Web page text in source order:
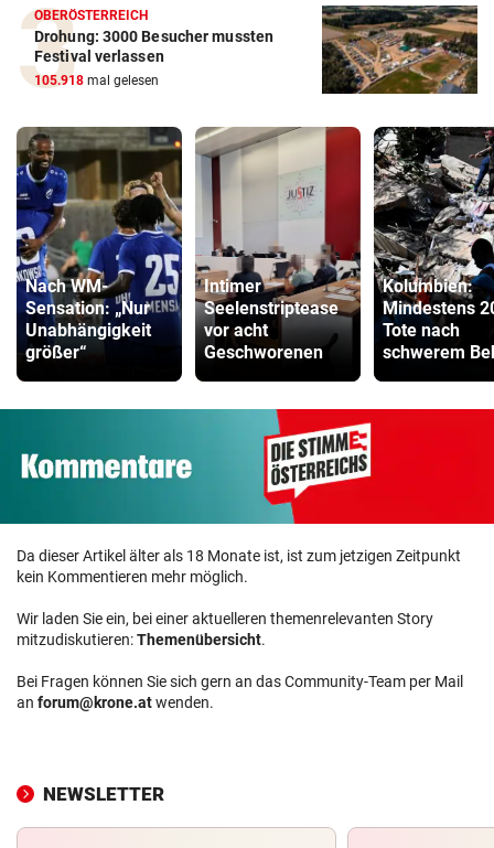
OBERÖSTERREICH
Drohung: 3000 Besucher mussten
Festival verlassen
105.918 mal gelesen
Nach WM-
Sensation: „Nur
Unabhängigkeit
größer“
Intimer
Seelenstriptease
vor acht
Geschworenen
Kolumbien:
Mindestens
Tote nach
schwerem
Da dieser Artikel älter als 18 Monate ist, ist zum jetzigen Zeitpunkt
kein Kommentieren mehr möglich.
Wir laden Sie ein, bei einer aktuelleren themenrelevanten Story
mitzudiskutieren:Themenübersicht.
Bei Fragen können Sie sich gern an das Community-Team per Mail
an forum@krone.atwenden.
NEWSLETTER